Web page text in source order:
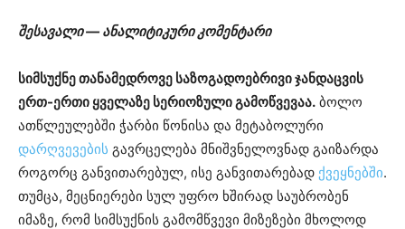
შესავალი — ანალიტიკური კომენტარი
სიმსუქნე თანამედროვე საზოგადოებრივი ჯანდაცვის
ერთ-ერთი ყველაზე სერიოზული გამოწვევაა. ბოლო
ათწლეულებში ჭარბი წონისა და მეტაბოლური
დარღვევების გავრცელება მნიშვნელოვნად გაიზარდა
როგორც განვითარებულ, ისე განვითარებად ქვეყნებში.
თუმცა, მეცნიერები სულ უფრო ხშირად საუბრობენ
იმაზე, რომ სიმსუქნის გამომწვევი მიზეზები მხოლოდ